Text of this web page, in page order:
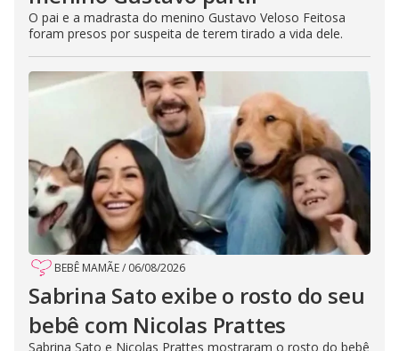
O pai e a madrasta do menino Gustavo Veloso Feitosa
foram presos por suspeita de terem tirado a vida dele.
BEBÊ MAMÃE/ 06/08/2026
Sabrina Sato exibe o rosto do seu
bebê com Nicolas Prattes
Sabrina Sato e Nicolas Prattes mostraram o rosto do bebê